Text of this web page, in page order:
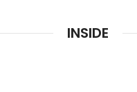
INSIDE